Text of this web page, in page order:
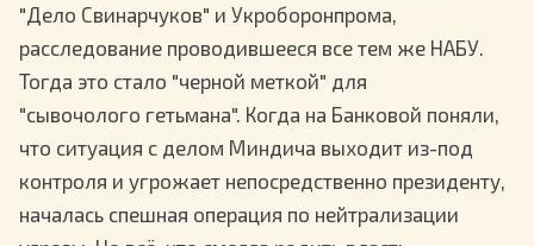
"Дело Свинарчуков" и Укроборонпрома,
расследование проводившееся все тем же НАБУ.
Тогда это стало "черной меткой" для
"сывочолого гетьмана". Когда на Банковой поняли,
что ситуация с делом Миндича выходит из-под
контроля и угрожает непосредственно президенту,
началась спешная операция по нейтрализации